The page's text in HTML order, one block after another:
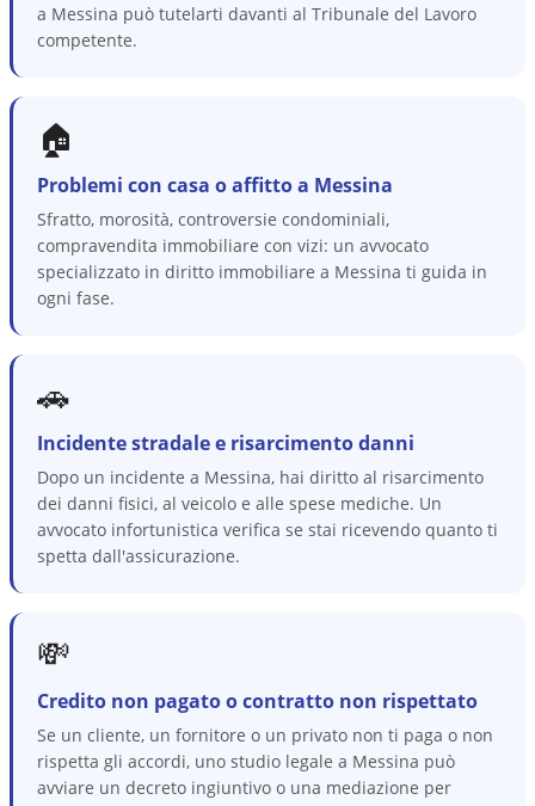
a Messina può tutelarti davanti al Tribunale del Lavoro
competente.
🏠
Problemi con casa o affitto a Messina
Sfratto, morosità, controversie condominiali,
compravendita immobiliare con vizi: un avvocato
specializzato in diritto immobiliare a Messina ti guida in
ogni fase.
🚗
Incidente stradale e risarcimento danni
Dopo un incidente a Messina, hai diritto al risarcimento
dei danni fisici, al veicolo e alle spese mediche. Un
avvocato infortunistica verifica se stai ricevendo quanto ti
spetta dall'assicurazione.
💸
Credito non pagato o contratto non rispettato
Se un cliente, un fornitore o un privato non ti paga o non
rispetta gli accordi, uno studio legale a Messina può
avviare un decreto ingiuntivo o una mediazione per